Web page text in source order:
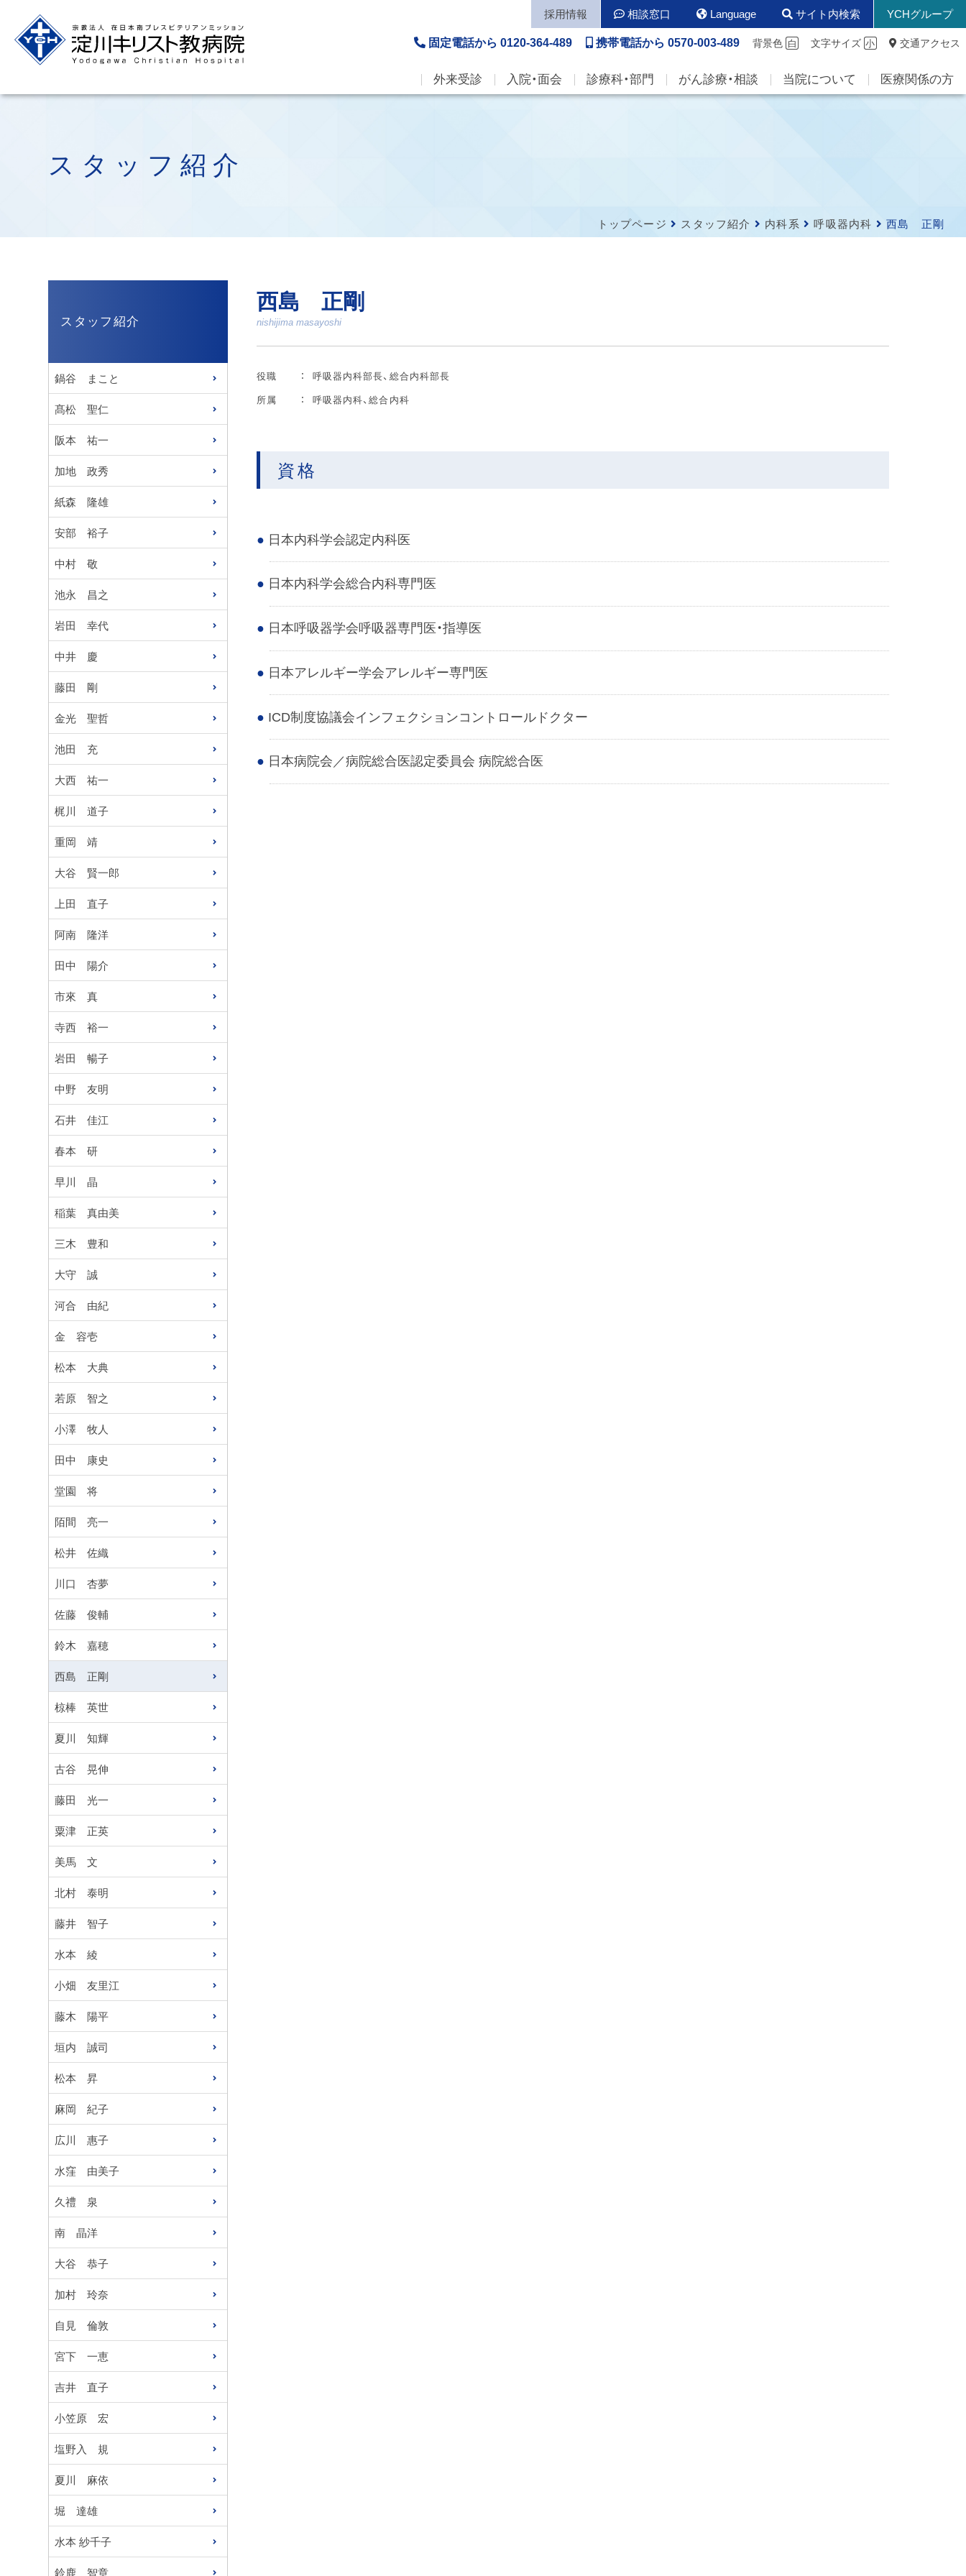
外来受診 入院・面会 診療科・部門 がん診療・相談 当院について 医療関係の方
採用情報 相談窓口 Language サイト内検索 YCHグループ
固定電話から 0120-364-489 携帯電話から0570-003-489 背景色 白 文字サイズ 小 交通アクセス
スタッフ紹介
トップページ スタッフ紹介 内科系 呼吸器内科 西島 正剛
スタッフ紹介
鍋谷 まこと
髙松 聖仁
阪本 祐一
加地 政秀
紙森 隆雄
安部 裕子
中村 敬
池永 昌之
岩田 幸代
中井 慶
藤田 剛
金光 聖哲
池田 充
大西 祐一
梶川 道子
重岡 靖
大谷 賢一郎
上田 直子
阿南 隆洋
田中 陽介
市來 真
寺西 裕一
岩田 暢子
中野 友明
石井 佳江
春本 研
早川 晶
稲葉 真由美
三木 豊和
大守 誠
河合 由紀
金 容壱
松本 大典
若原 智之
小澤 牧人
田中 康史
堂園 将
陌間 亮一
松井 佐織
川口 杏夢
佐藤 俊輔
鈴木 嘉穂
西島 正剛
椋棒 英世
夏川 知輝
古谷 晃伸
藤田 光一
粟津 正英
美馬 文
北村 泰明
藤井 智子
水本 綾
小畑 友里江
藤木 陽平
垣内 誠司
松本 昇
麻岡 紀子
広川 惠子
水窪 由美子
久禮 泉
南 晶洋
大谷 恭子
加村 玲奈
自見 倫敦
宮下 一恵
吉井 直子
小笠原 宏
塩野入 規
夏川 麻依
堀 達雄
水本 紗千子
鈴鹿 智章
西島 正剛
nishijima masayoshi
役職 呼吸器内科部長、総合内科部長
所属 呼吸器内科、総合内科
資格
日本内科学会認定内科医
日本内科学会総合内科専門医
日本呼吸器学会呼吸器専門医・指導医
日本アレルギー学会アレルギー専門医
ICD制度協議会インフェクションコントロールドクター
日本病院会／病院総合医認定委員会 病院総合医